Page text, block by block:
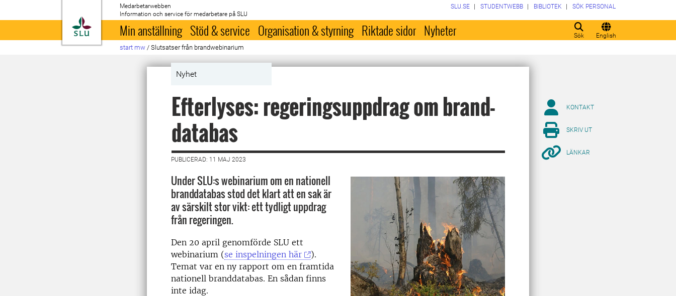
Till startsida
Medarbetarwebben
Information och service för medarbetare på SLU
Sök English
SLU.SE STUDENTWEBB BIBLIOTEK SÖK PERSONAL
Min anställning Stöd & service Organisation & styrning Riktade sidor Nyheter
start mw / Slutsatser från brandwebinarium
Nyhet
Efterlyses: regeringsuppdrag om brand-
databas
PUBLICERAD: 11 MAJ 2023
Under SLU:s webinarium om en nationell
branddatabas stod det klart att en sak är
av särskilt stor vikt: ett tydligt uppdrag
från regeringen.
Den 20 april genomförde SLU ett
webinarium (se inspelningen här
).
Temat var en ny rapport om en framtida
nationell branddatabas. En sådan finns
inte idag.
KONTAKT
SKRIV UT
LÄNKAR